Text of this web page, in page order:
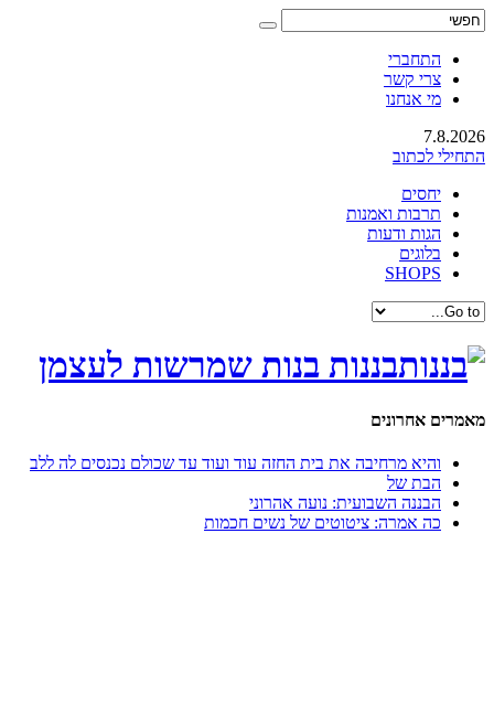
התחברי
צרי קשר
מי אנחנו
7.8.2026
התחילי לכתוב
יחסים
תרבות ואמנות
הגות ודעות
בלוגים
SHOPS
בננות בנות שמרשות לעצמן
מאמרים אחרונים
והיא מרחיבה את בית החזה עוד ועוד עד שכולם נכנסים לה ללב
הבת של
הבננה השבועית: נועה אהרוני
כה אמרה: ציטוטים של נשים חכמות